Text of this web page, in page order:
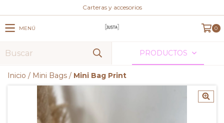
Carteras y accesorios
MENÚ 0
PRODUCTOS
Inicio / Mini Bags / Mini Bag Print